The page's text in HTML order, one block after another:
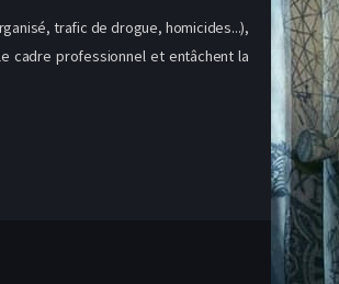
trafic de drogue, homicides...),
cadre professionnel et entâchent la